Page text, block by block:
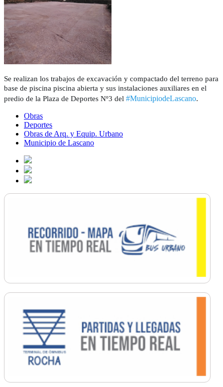
Se realizan los trabajos de excavación y compactado del terreno para
base de piscina piscina abierta y sus instalaciones auxiliares en el
predio de la Plaza de Deportes Nº3 del #MunicipiodeLascano.
Obras
Deportes
Obras de Arq. y Equip. Urbano
Municipio de Lascano